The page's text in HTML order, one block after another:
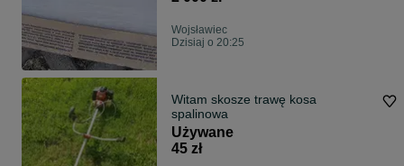
Wojsławiec
Dzisiaj o 20:25
Witam skosze trawę kosa
spalinowa
Używane
45 zł